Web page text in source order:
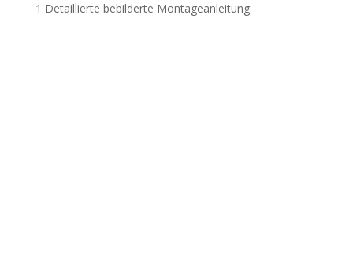
1 Detaillierte bebilderte Montageanleitung